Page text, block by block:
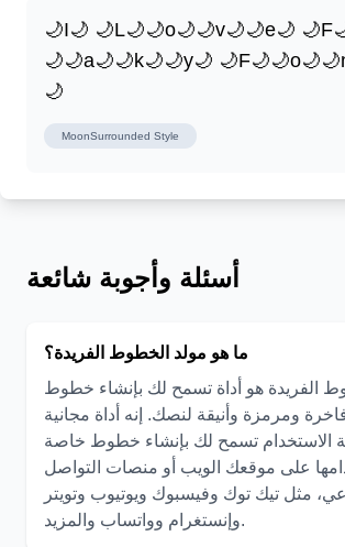
🌙I🌙 🌙L🌙🌙o🌙🌙v🌙🌙e🌙
🌙🌙a🌙🌙k🌙🌙y🌙
🌙
MoonSurrounded Style
أسئلة وأجوبة شائعة
ما هو مولد الخطوط الفريدة؟
الفريدة هو أداة تسمح لك بإنشاء خطوط
ومرمزة وأنيقة لنصك. إنه أداة مجانية
الاستخدام تسمح لك بإنشاء خطوط خاصة
على موقعك الويب أو منصات التواصل
مثل تيك توك وفيسبوك ويوتيوب وتويتر
وإنستغرام وواتساب والمزيد.